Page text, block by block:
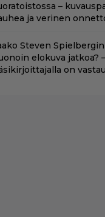
–
ja verinen
Steven
elokuva jatkoa? –
on